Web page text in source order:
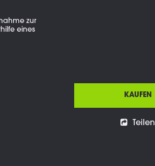
zur
eines
KAUFEN
Teilen